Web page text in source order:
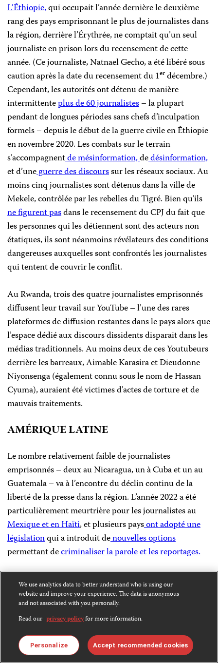
L’Éthiopie,qui occupait l’année dernière le deuxième
rang des pays emprisonnant le plus de journalistes dans
la région, derrière l’Érythrée, ne comptait qu’un seul
journaliste en prison lors du recensement de cette
année. (Ce journaliste, Natnael Gecho, a été libéré sous
caution après la date du recensement du 1erdécembre.)
Cependant, les autorités ont détenu de manière
intermittenteplus de 60 journalistes– la plupart
pendant de longues périodes sans chefs d’inculpation
formels – depuis le début de la guerre civile en Éthiopie
en novembre 2020. Les combats sur le terrain
s’accompagnentde mésinformation,dedésinformation,
et d’uneguerre des discourssur les réseaux sociaux. Au
moins cinq journalistes sont détenus dans la ville de
Mekele, contrôlée par les rebelles du Tigré. Bien qu’ils
ne figurent pasdans le recensement du CPJ du fait que
les personnes qui les détiennent sont des acteurs non
étatiques, ils sont néanmoins révélateurs des conditions
dangereuses auxquelles sont confrontés les journalistes
qui tentent de couvrir le conflit.
Au Rwanda, trois des quatre journalistes emprisonnés
diffusent leur travail sur YouTube – l’une des rares
plateformes de diffusion restantes dans le pays alors que
l’espace dédié aux discours dissidents disparait dans les
médias traditionnels. Au moins deux de ces Youtubeurs
derrière les barreaux, Aimable Karasira et Dieudonne
Niyonsenga (également connu sous le nom de Hassan
Cyuma), auraient été victimes d’actes de torture et de
mauvais traitements.
AMÉRIQUE LATINE
Le nombre relativement faible de journalistes
emprisonnés – deux au Nicaragua, un à Cuba et un au
Guatemala – va à l’encontre du déclin continu de la
liberté de la presse dans la région. L’année 2022 a été
particulièrement meurtrière pour les journalistes au
Mexique et enHaïti, et plusieurs paysont adopté une
législationqui a introduit denouvelles options
permettant decriminaliser la parole et les reportages.
Au Guatemala, l’arrestation retentissante de José Rubén
Zamoraenvoie un message glaçant aux journalistes,
notamment aux journalistes d’investigation et
indépendants, à l’approche des élections de l’année
prochaine et dans un contextede répression continue
contre les procureurs, les juges et les journalistes qui
We use analytics data to better understand who is using our
website and improve your experience. The data is anonymous
and not associated with you personally.
Read our privacy policyfor more information.
Personalize Accept recommended cookies